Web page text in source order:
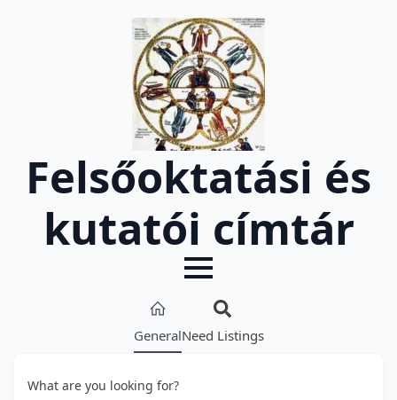
Felsőoktatási és
kutatói címtár
GeneralNeed Listings
What are you looking for?